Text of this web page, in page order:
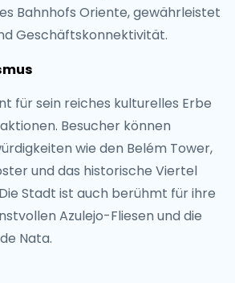
Bahnhofs Oriente, gewährleistet
Geschäftskonnektivität.
für sein reiches kulturelles Erbe
Besucher können
wie den Belém Tower,
und das historische Viertel
Stadt ist auch berühmt für ihre
Azulejo-Fliesen und die
Nata.